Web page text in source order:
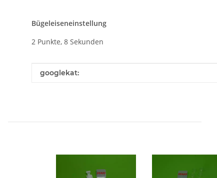
Bügeleiseneinstellung
2 Punkte, 8 Sekunden
Produkteigenschaft
Wert
googlekat: